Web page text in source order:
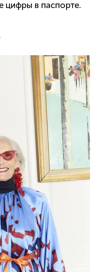
цифры в паспорте.